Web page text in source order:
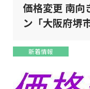
価格変更 南
ン「大阪府堺
新着情報